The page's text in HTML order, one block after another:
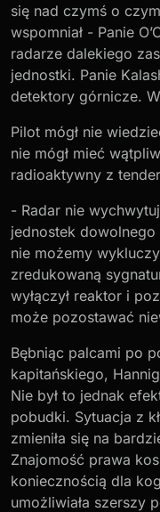
się nad czymś o
wspomniał - Panie
radarze dalekiego
jednostki. Panie
detektory górnicze.
Pilot mógł nie
nie mógł mieć
radioaktywny z
- Radar nie
jednostek dowolnego
nie możemy
zredukowaną
wyłączył reaktor i
może pozostawać
Bębniąc palcami po
kapitańskiego,
Nie był to jednak
pobudki. Sytuacja z
zmieniła się na
Znajomość prawa
koniecznością dla
umożliwiała szerszy